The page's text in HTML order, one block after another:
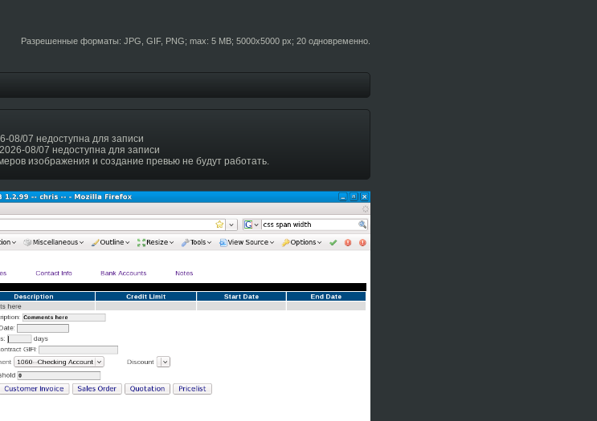
Разрешенные форматы: JPG, GIF, PNG; max: 5 MB; 5000x5000 px; 20 одновременно.
08/07 недоступна для записи
08/07 недоступна для записи
изображения и создание превью не будут работать.